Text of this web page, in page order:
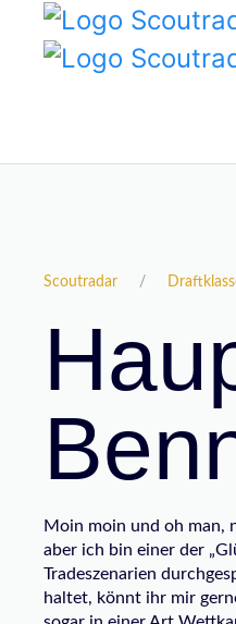
Scoutradar
Moin moin und oh man,
aber ich bin einer der
Tradeszenarien
haltet, könnt ihr mir